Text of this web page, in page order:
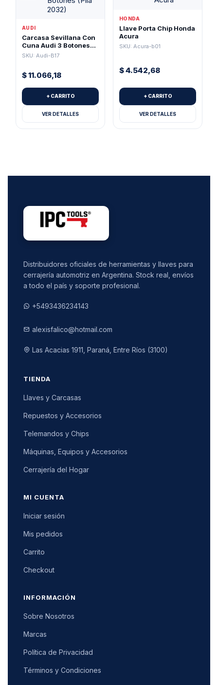
AUDI
Carcasa Sevillana Con
Cuna Audi 3 Botones
(Pila 2032)
SKU: Audi-B17
$11.066,18
+ CARRITO
VER DETALLES
HONDA
Llave Porta Chip Honda
Acura
SKU: Acura-b01
$4.542,68
+ CARRITO
VER DETALLES
Distribuidores oficiales de herramientas y llaves para
cerrajería automotriz en Argentina. Stock real, envíos
a todo el país y soporte profesional.
+5493436234143
alexisfalico@hotmail.com
Las Acacias 1911, Paraná, Entre Ríos (3100)
TIENDA
Llaves y Carcasas
Repuestos y Accesorios
Telemandos y Chips
Máquinas, Equipos y Accesorios
Cerrajería del Hogar
MI CUENTA
Iniciar sesión
Mis pedidos
Carrito
Checkout
INFORMACIÓN
Sobre Nosotros
Marcas
Política de Privacidad
Términos y Condiciones